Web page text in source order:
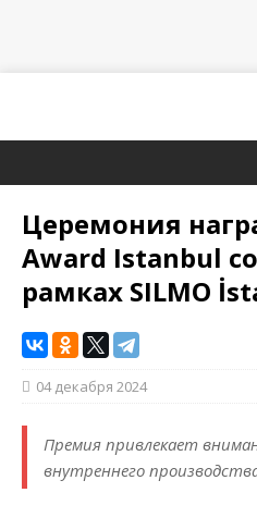
Церемония
Award Istanbul
рамках SILMO
04 декабря 2024
Премия привлекает
внутреннего